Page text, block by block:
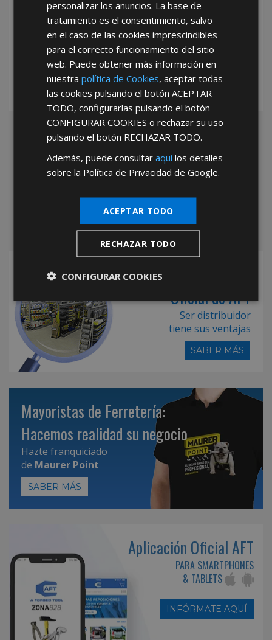
Ventilador Maurer Box Ø 30cm
40 Watt. 3 velocidades
28,70€
Código:05380155
Hazte Distribuidor
Oficial de AFT
Ser distribuidor
tiene sus ventajas
SABER MÁS
Mayoristas de Ferretería:
Hacemos realidad su negocio
Hazte franquiciado
de Maurer Point
SABER MÁS
Aplicación Oficial AFT
PARA SMARTPHONES
& TABLETS
INFÓRMATE AQUÍ
personalizar los anuncios. La base de
tratamiento es el consentimiento, salvo
en el caso de las cookies imprescindibles
para el correcto funcionamiento del sitio
web. Puede obtener más información en
nuestrapolítica de Cookies, aceptar todas
las cookies pulsando el botónACEPTAR
TODO, configurarlas pulsando el botón
CONFIGURAR COOKIES o rechazar su uso
pulsando el botón RECHAZAR TODO.
Además, puede consultaraquílos detalles
sobre la Política de Privacidad de Google.
ACEPTAR TODO
RECHAZAR TODO
CONFIGURAR COOKIES